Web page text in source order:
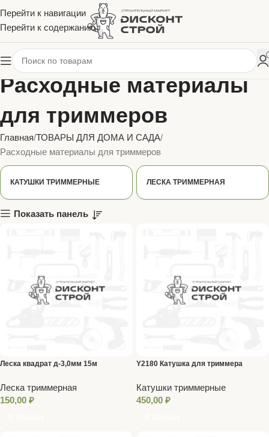
Перейти к навигации
Перейти к содержанию
Расходные материалы
для триммеров
Главная ТОВАРЫ ДЛЯ ДОМА И САДА
Расходные материалы для триммеров
КАТУШКИ ТРИММЕРНЫЕ ЛЕСКА ТРИММЕРНАЯ
Показать панель
Леска квадрат д-3,0мм 15м
Леска триммерная
150,00 ₽
Y2180 Катушка для триммера
Катушки триммерные
450,00 ₽